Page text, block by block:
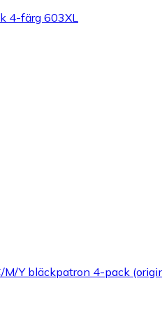
4-färg 603XL
Y bläckpatron 4-pack